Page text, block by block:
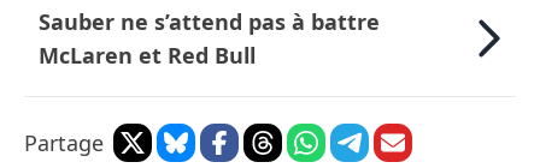
Sauber ne s’attend pas à battre
McLaren et Red Bull
Partage